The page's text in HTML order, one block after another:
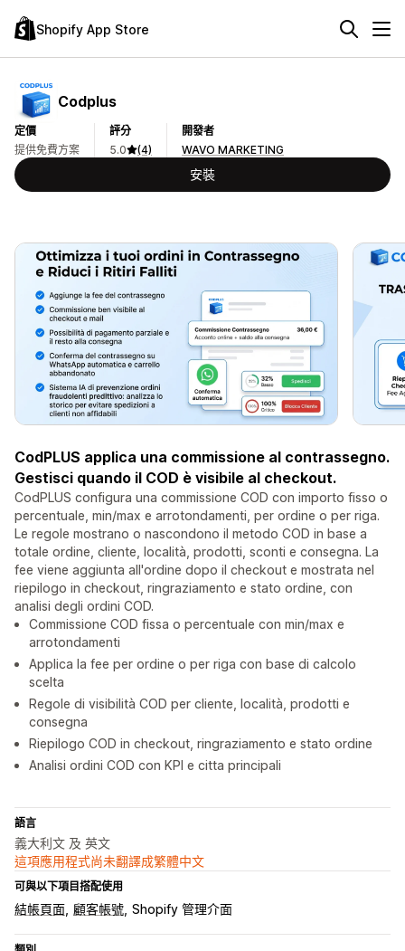
Shopify App Store
Codplus
定價
提供免費方案
評分
5.0
(4)
開發者
WAVO MARKETING
安裝
CodPLUS applica una commissione al contrassegno.
Gestisci quando il COD è visibile al checkout.
CodPLUS configura una commissione COD con importo fisso o
percentuale, min/max e arrotondamenti, per ordine o per riga.
Le regole mostrano o nascondono il metodo COD in base a
totale ordine, cliente, località, prodotti, sconti e consegna. La
fee viene aggiunta all'ordine dopo il checkout e mostrata nel
riepilogo in checkout, ringraziamento e stato ordine, con
analisi degli ordini COD.
Commissione COD fissa o percentuale con min/max e
arrotondamenti
Applica la fee per ordine o per riga con base di calcolo
scelta
Regole di visibilità COD per cliente, località, prodotti e
consegna
Riepilogo COD in checkout, ringraziamento e stato ordine
Analisi ordini COD con KPI e citta principali
語言
義大利文 及 英文
這項應用程式尚未翻譯成繁體中文
可與以下項目搭配使用
結帳頁面 顧客帳號 Shopify 管理介面